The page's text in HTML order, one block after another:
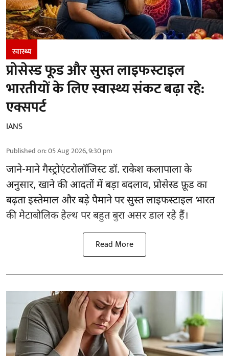
स्वास्थ्य
प्रोसेस्ड फूड और सुस्त लाइफस्टाइल
भारतीयों के लिए स्वास्थ्य संकट बढ़ा रहे:
एक्सपर्ट
IANS
Published on:05 Aug 2026, 9:30 pm
जाने-माने गैस्ट्रोएंटरोलॉजिस्ट डॉ. राकेश कलापाला के
अनुसार, खाने की आदतोंमें बड़ा बदलाव, प्रोसेस्ड फ़ूड का
बढ़ता इस्तेमाल और बड़े पैमाने पर सुस्त लाइफस्टाइल भारत
की मेटाबोलिक हेल्थ पर बहुत बुरा असर डाल रहे हैं।
Read More